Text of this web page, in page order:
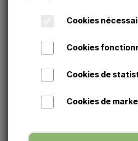
Cookies
Cookies
Cookies de
Cookies de